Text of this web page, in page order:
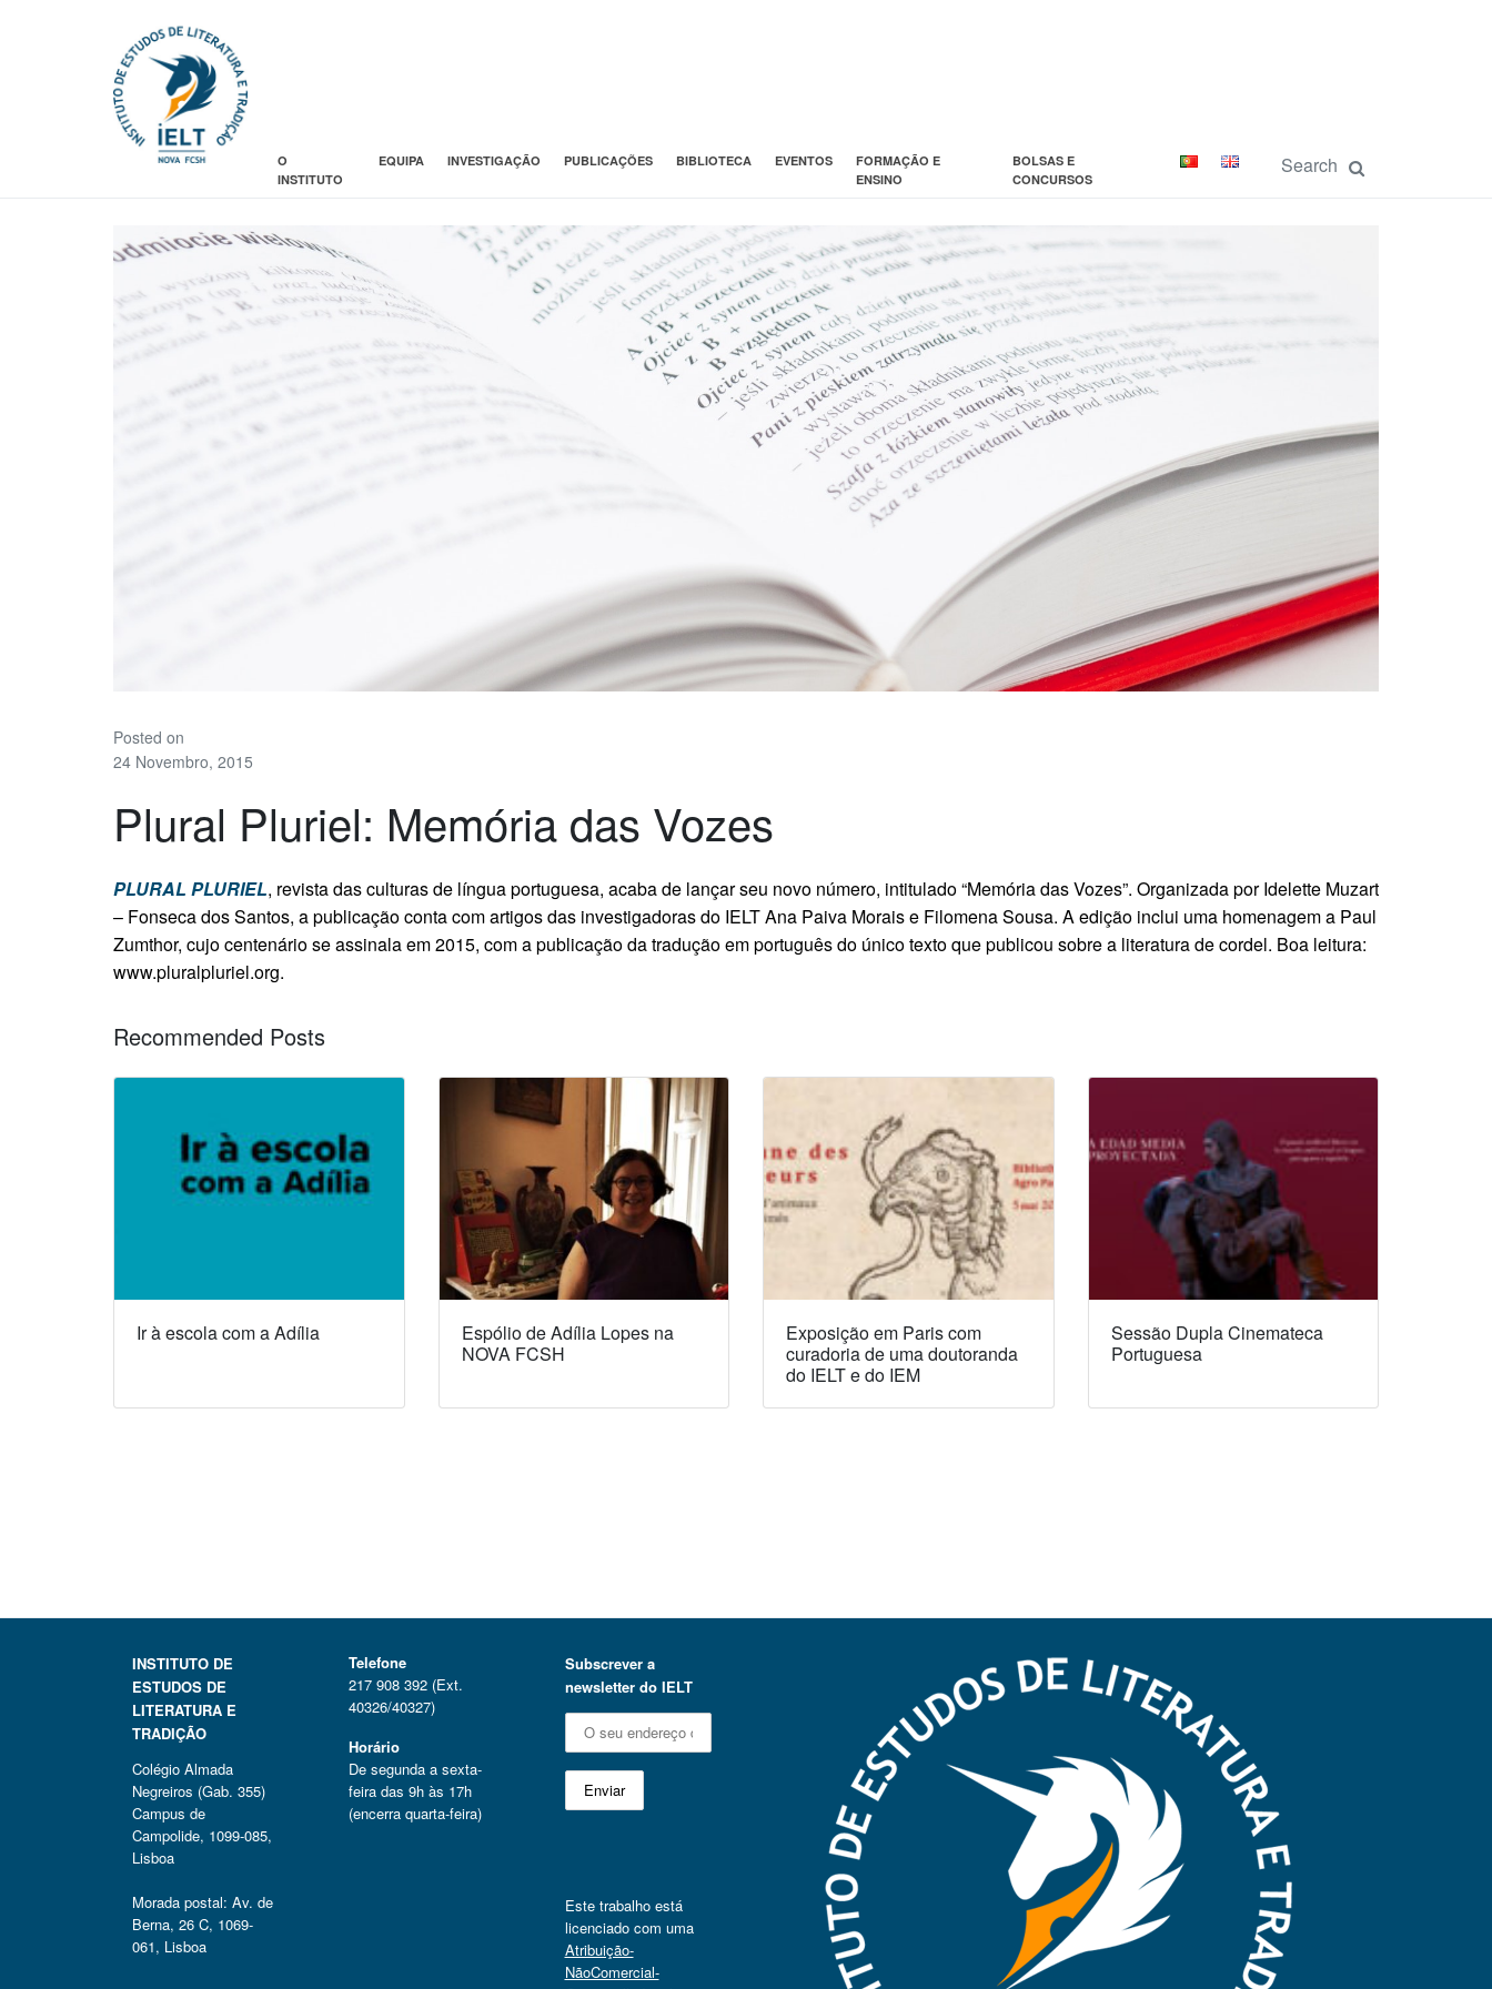
O
INSTITUTO
EQUIPA INVESTIGAÇÃO PUBLICAÇÕES BIBLIOTECA EVENTOS
FORMAÇÃO E
ENSINO
BOLSAS E
CONCURSOS
Posted on
24 Novembro, 2015
Plural Pluriel: Memória das Vozes
PLURAL PLURIEL, revista das culturas de língua portuguesa, acaba de lançar seu novo número, intitulado “Memória das Vozes”. Organizada por Idelette Muzart
– Fonseca dos Santos, a publicação conta com artigos das investigadoras do IELT Ana Paiva Morais e Filomena Sousa. A edição inclui uma homenagem a Paul
Zumthor, cujo centenário se assinala em 2015, com a publicação da tradução em português do único texto que publicou sobre a literatura de cordel. Boa leitura:
www.pluralpluriel.org.
Recommended Posts
Ir à escola com a Adília
Espólio de Adília Lopes na
NOVA FCSH
Exposição em Paris com
curadoria de uma doutoranda
do IELT e do IEM
Sessão Dupla Cinemateca
Portuguesa
INSTITUTO DE
ESTUDOS DE
LITERATURA E
TRADIÇÃO
Colégio Almada
Negreiros (Gab. 355)
Campus de
Campolide, 1099-085,
Lisboa
Morada postal: Av. de
Berna, 26 C, 1069-
061, Lisboa
Telefone
217 908 392 (Ext.
40326/40327)
Horário
De segunda a sexta-
feira das 9h às 17h
(encerra quarta-feira)
Subscrever a
newsletter do IELT
Este trabalho está
licenciado com uma
Atribuição-
NãoComercial-